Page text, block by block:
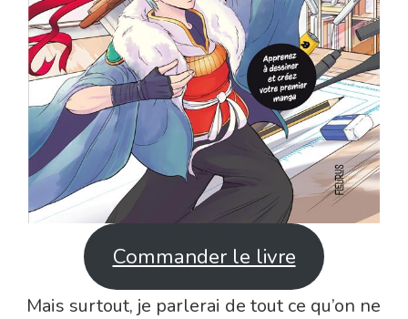
Commander le livre
Mais surtout, je parlerai de tout ce qu’on ne